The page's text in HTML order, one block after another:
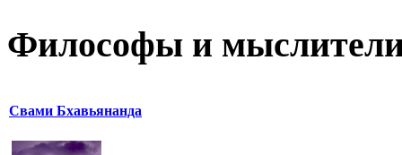
Философы и
Свами Бхавьянанда